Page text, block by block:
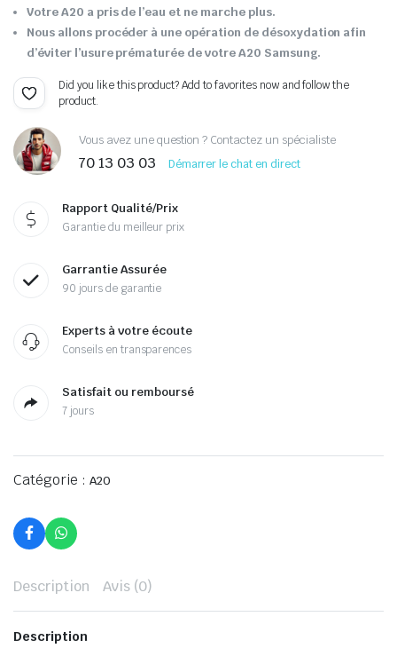
Votre A20 a pris de l’eau et ne marche plus.
Nous allons procéder à une opération de désoxydation afin
d’éviter l’usure prématurée de votre A20 Samsung.
Did you like this product? Add to favorites now and follow the
product.
Vous avez une question ? Contactez un spécialiste
70 13 03 03 Démarrer le chat en direct
Rapport Qualité/Prix
Garantie du meilleur prix
Garrantie Assurée
90 jours de garantie
Experts à votre écoute
Conseils en transparences
Satisfait ou remboursé
7 jours
Catégorie : A20
Description Avis (0)
Description